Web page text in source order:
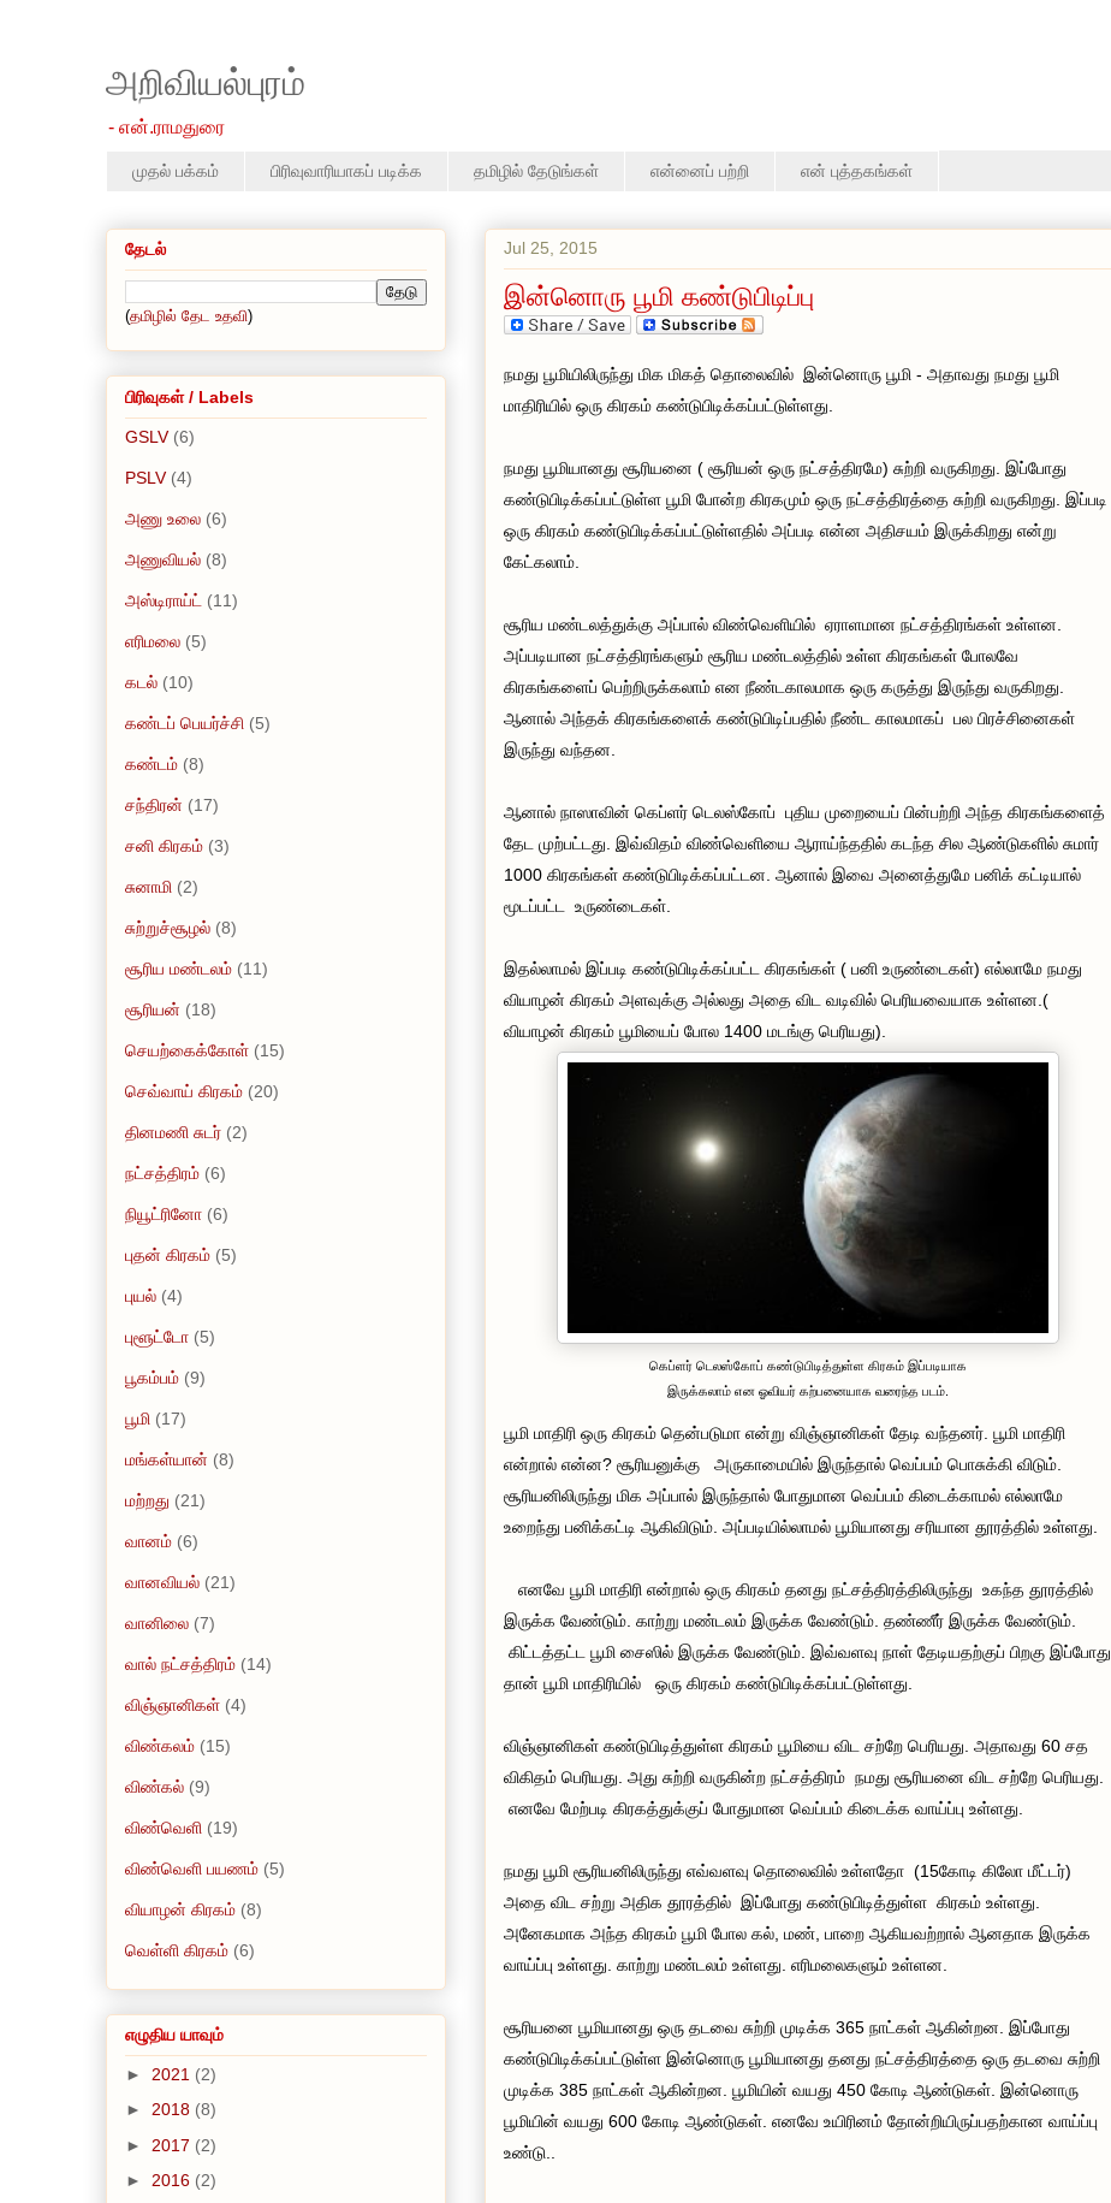
அறிவியல்புரம்
- என்.ராமதுரை
முதல் பக்கம் பிரிவுவாரியாகப் படிக்க தமிழில் தேடுங்கள் என்னைப் பற்றி என் புத்தகங்கள்
Jul 25, 2015
இன்னொரு பூமி கண்டுபிடிப்பு
நமது பூமியிலிருந்து மிக மிகத் தொலைவில் இன்னொரு பூமி - அதாவது நமது பூமி
மாதிரியில் ஒரு கிரகம் கண்டுபிடிக்கப்பட்டுள்ளது.
நமது பூமியானது சூரியனை ( சூரியன் ஒரு நட்சத்திரமே) சுற்றி வருகிறது. இப்போது
கண்டுபிடிக்கப்பட்டுள்ள பூமி போன்ற கிரகமும் ஒரு நட்சத்திரத்தை சுற்றி வருகிறது. இப்படி
ஒரு கிரகம் கண்டுபிடிக்கப்பட்டுள்ளதில் அப்படி என்ன அதிசயம் இருக்கிறது என்று
கேட்கலாம்.
சூரிய மண்டலத்துக்கு அப்பால் விண்வெளியில் ஏராளமான நட்சத்திரங்கள் உள்ளன.
அப்படியான நட்சத்திரங்களும் சூரிய மண்டலத்தில் உள்ள கிரகங்கள் போலவே
கிரகங்களைப் பெற்றிருக்கலாம் என நீண்டகாலமாக ஒரு கருத்து இருந்து வருகிறது.
ஆனால் அந்தக் கிரகங்களைக் கண்டுபிடிப்பதில் நீண்ட காலமாகப் பல பிரச்சினைகள்
இருந்து வந்தன.
ஆனால் நாஸாவின் கெப்ளர் டெலஸ்கோப் புதிய முறையைப் பின்பற்றி அந்த கிரகங்களைத்
தேட முற்பட்டது. இவ்விதம் விண்வெளியை ஆராய்ந்ததில் கடந்த சில ஆண்டுகளில் சுமார்
1000 கிரகங்கள் கண்டுபிடிக்கப்பட்டன. ஆனால் இவை அனைத்துமே பனிக் கட்டியால்
மூடப்பட்ட உருண்டைகள்.
இதல்லாமல் இப்படி கண்டுபிடிக்கப்பட்ட கிரகங்கள் ( பனி உருண்டைகள்) எல்லாமே நமது
வியாழன் கிரகம் அளவுக்கு அல்லது அதை விட வடிவில் பெரியவையாக உள்ளன.(
வியாழன் கிரகம் பூமியைப் போல 1400 மடங்கு பெரியது).
கெப்ளர் டெலஸ்கோப் கண்டுபிடித்துள்ள கிரகம் இப்படியாக
இருக்கலாம் என ஓவியர் கற்பனையாக வரைந்த படம்.
பூமி மாதிரி ஒரு கிரகம் தென்படுமா என்று விஞ்ஞானிகள் தேடி வந்தனர். பூமி மாதிரி
என்றால் என்ன? சூரியனுக்கு அருகாமையில் இருந்தால் வெப்பம் பொசுக்கி விடும்.
சூரியனிலிருந்து மிக அப்பால் இருந்தால் போதுமான வெப்பம் கிடைக்காமல் எல்லாமே
உறைந்து பனிக்கட்டி ஆகிவிடும். அப்படியில்லாமல் பூமியானது சரியான தூரத்தில் உள்ளது.
எனவே பூமி மாதிரி என்றால் ஒரு கிரகம் தனது நட்சத்திரத்திலிருந்து உகந்த தூரத்தில்
இருக்க வேண்டும். காற்று மண்டலம் இருக்க வேண்டும். தண்ணீர் இருக்க வேண்டும்.
கிட்டத்தட்ட பூமி சைஸில் இருக்க வேண்டும். இவ்வளவு நாள் தேடியதற்குப் பிறகு இப்போது
தான் பூமி மாதிரியில் ஒரு கிரகம் கண்டுபிடிக்கப்பட்டுள்ளது.
விஞ்ஞானிகள் கண்டுபிடித்துள்ள கிரகம் பூமியை விட சற்றே பெரியது. அதாவது 60 சத
விகிதம் பெரியது. அது சுற்றி வருகின்ற நட்சத்திரம் நமது சூரியனை விட சற்றே பெரியது.
எனவே மேற்படி கிரகத்துக்குப் போதுமான வெப்பம் கிடைக்க வாய்ப்பு உள்ளது.
நமது பூமி சூரியனிலிருந்து எவ்வளவு தொலைவில் உள்ளதோ (15கோடி கிலோ மீட்டர்)
அதை விட சற்று அதிக தூரத்தில் இப்போது கண்டுபிடித்துள்ள கிரகம் உள்ளது.
அனேகமாக அந்த கிரகம் பூமி போல கல், மண், பாறை ஆகியவற்றால் ஆனதாக இருக்க
வாய்ப்பு உள்ளது. காற்று மண்டலம் உள்ளது. எரிமலைகளும் உள்ளன.
சூரியனை பூமியானது ஒரு தடவை சுற்றி முடிக்க 365 நாட்கள் ஆகின்றன. இப்போது
கண்டுபிடிக்கப்பட்டுள்ள இன்னொரு பூமியானது தனது நட்சத்திரத்தை ஒரு தடவை சுற்றி
முடிக்க 385 நாட்கள் ஆகின்றன. பூமியின் வயது 450 கோடி ஆண்டுகள். இன்னொரு
பூமியின் வயது 600 கோடி ஆண்டுகள். எனவே உயிரினம் தோன்றியிருப்பதற்கான வாய்ப்பு
உண்டு..
தேடல்
(தமிழில் தேட உதவி)
பிரிவுகள் / Labels
GSLV (6)
PSLV (4)
அணு உலை (6)
அணுவியல் (8)
அஸ்டிராய்ட் (11)
எரிமலை (5)
கடல் (10)
கண்டப் பெயர்ச்சி (5)
கண்டம் (8)
சந்திரன் (17)
சனி கிரகம் (3)
சுனாமி (2)
சுற்றுச்சூழல் (8)
சூரிய மண்டலம் (11)
சூரியன் (18)
செயற்கைக்கோள் (15)
செவ்வாய் கிரகம் (20)
தினமணி சுடர் (2)
நட்சத்திரம் (6)
நியூட்ரினோ (6)
புதன் கிரகம் (5)
புயல் (4)
புளூட்டோ (5)
பூகம்பம் (9)
பூமி (17)
மங்கள்யான் (8)
மற்றது (21)
வானம் (6)
வானவியல் (21)
வானிலை (7)
வால் நட்சத்திரம் (14)
விஞ்ஞானிகள் (4)
விண்கலம் (15)
விண்கல் (9)
விண்வெளி (19)
விண்வெளி பயணம் (5)
வியாழன் கிரகம் (8)
வெள்ளி கிரகம் (6)
எழுதிய யாவும்
► 2021 (2)
► 2018 (8)
► 2017 (2)
► 2016 (2)